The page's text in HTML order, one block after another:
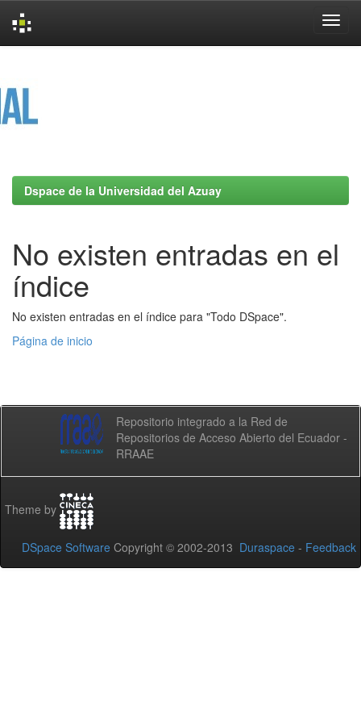
Dspace de la Universidad del Azuay
No existen entradas en el
índice
No existen entradas en el índice para "Todo DSpace".
Página de inicio
Repositorio integrado a la Red de
Repositorios de Acceso Abierto del Ecuador -
RRAAE
Theme by
DSpace Software Copyright © 2002-2013 Duraspace - Feedback